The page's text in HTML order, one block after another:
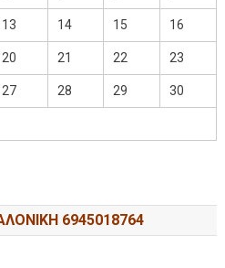
13 14 15 16
20 21 22 23
27 28 29 30
6945018764